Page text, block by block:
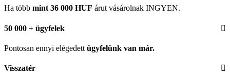
Ha több mint 36 000 HUF árut vásárolnak INGYEN.
50 000 + ügyfelek
Pontosan ennyi elégedett ügyfelünk van már.
Visszatér